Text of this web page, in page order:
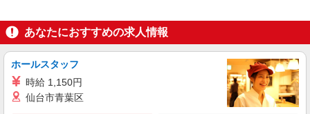
派遣社員
（株）ウィルオブ・ワークCW 宇都宮支店/ms090101
時給1500円 ◆前払い・日払い・週払いOK
あなたにおすすめの求人情報
ホールスタッフ
時給 1,150円
仙台市青葉区